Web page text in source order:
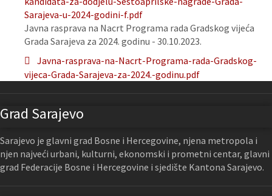
Sarajeva-u-2024-godini-f.pdf
Javna rasprava na Nacrt Programa rada Gradskog vijeća
Grada Sarajeva za 2024. godinu - 30.10.2023.
Javna-rasprava-na-Nacrt-Programa-rada-Gradskog-
vijeca-Grada-Sarajeva-za-2024.-godinu.pdf
Grad Sarajevo
Sarajevo je glavni grad Bosne i Hercegovine, njena metropola i
njen najveći urbani, kulturni, ekonomski i prometni centar, glavni
grad Federacije Bosne i Hercegovine i sjedište Kantona Sarajevo.